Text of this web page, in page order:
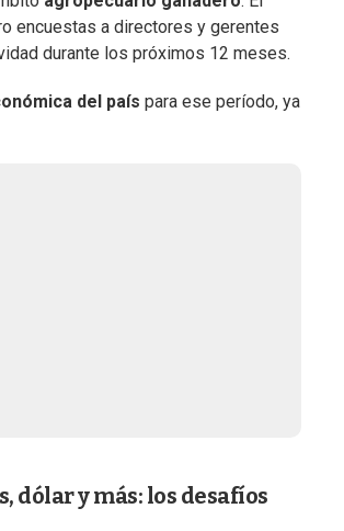
encuestas a directores y gerentes
durante los próximos 12 meses.
del país para ese período, ya
dólar y más: los desafíos